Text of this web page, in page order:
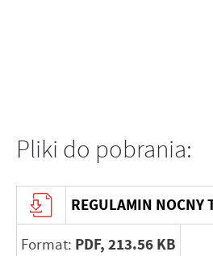
Pliki do pobrania:
REGULAMIN
Format: PDF, 213.56 KB